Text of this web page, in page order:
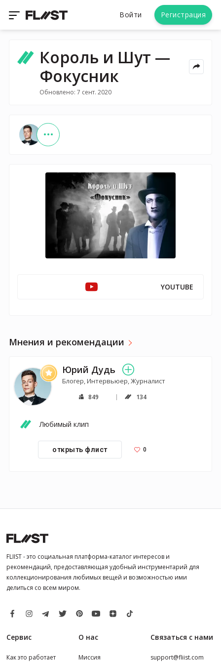
Войти Регистрация
Король и Шут —
Фокусник
Обновлено: 7 сент. 2020
YOUTUBE
Мнения и рекомендации
Юрий Дудь
Блогер, Интервьюер, Журналист
849 134
Любимый клип
открыть флист 0
FLIIST - это социальная платформа-каталог интересов и
рекомендаций, предоставляющая удобный инструментарий для
коллекционирования любимых вещей и возможностью ими
делиться со всем миром.
Сервис
Как это работает
О нас
Миссия
Связаться с нами
support@fliist.com